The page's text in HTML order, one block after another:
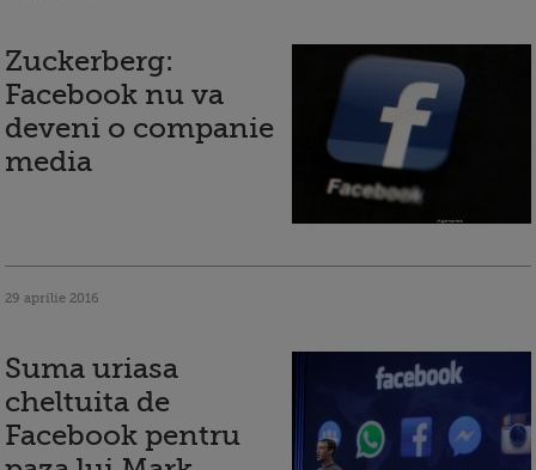
Zuckerberg:
Facebook nu va
deveni o companie
media
29 aprilie 2016
Suma uriasa
cheltuita de
Facebook pentru